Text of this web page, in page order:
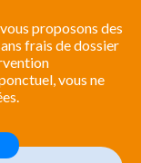
proposons des
frais de dossier
vous ne